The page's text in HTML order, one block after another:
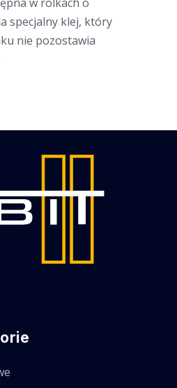
specjalny klej, który
nie pozostawia